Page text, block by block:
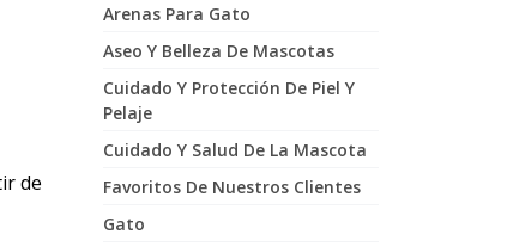
de
Arenas Para Gato
Aseo Y Belleza De Mascotas
Cuidado Y Protección De Piel Y
Pelaje
Cuidado Y Salud De La Mascota
Favoritos De Nuestros Clientes
Gato